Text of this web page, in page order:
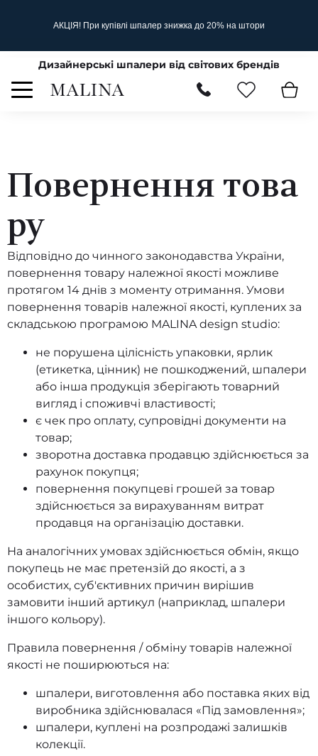
АКЦІЯ! При купівлі шпалер знижка до 20% на штори
Дизайнерські шпалери від світових брендів
Повернення това
ру
Відповідно до чинного законодавства України,
повернення товару належної якості можливе
протягом 14 днів з моменту отримання. Умови
повернення товарів належної якості, куплених за
складською програмою MALINA design studio:
не порушена цілісність упаковки, ярлик
(етикетка, цінник) не пошкоджений, шпалери
або інша продукція зберігають товарний
вигляд і споживчі властивості;
є чек про оплату, супровідні документи на
товар;
зворотна доставка продавцю здійснюється за
рахунок покупця;
повернення покупцеві грошей за товар
здійснюється за вирахуванням витрат
продавця на організацію доставки.
На аналогічних умовах здійснюється обмін, якщо
покупець не має претензій до якості, а з
особистих, суб'єктивних причин вирішив
замовити інший артикул (наприклад, шпалери
іншого кольору).
Правила повернення / обміну товарів належної
якості не поширюються на:
шпалери, виготовлення або поставка яких від
виробника здійснювалася «Під замовлення»;
шпалери, куплені на розпродажі залишків
колекції.